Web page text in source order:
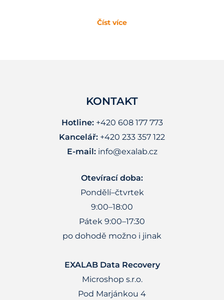
Číst více
KONTAKT
Hotline:+420 608 177 773
Kancelář: +420 233 357 122
E-mail: info@exalab.cz
Otevírací doba:
Pondělí–čtvrtek
9:00–18:00
Pátek 9:00–17:30
po dohodě možno i jinak
EXALAB Data Recovery
Microshop s.r.o.
Pod Marjánkou 4